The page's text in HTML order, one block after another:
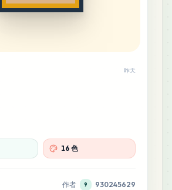
昨天
16 色
作者 9 930245629